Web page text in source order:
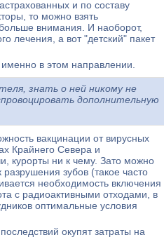
и по составу
то можно взять
внимания. И наоборот,
лечения, а вот "детский" пакет
в этом направлении.
знать о ней никому не
дополнительную
вакцинации от вирусных
Крайнего Севера и
курорты ни к чему. Зато можно
зубов (такое часто
необходимость включения
с радиоактивными отходами, в
оптимальные условия
окупят затраты на